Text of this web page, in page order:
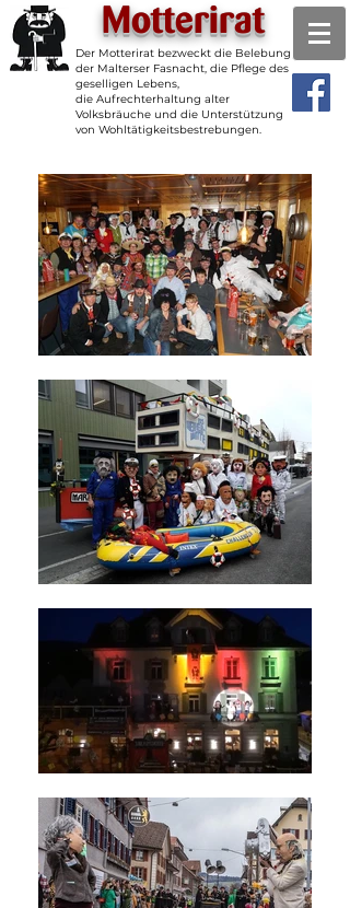
Motterirat
Der Motterirat bezweckt die Belebung
der Malterser Fasnacht, die Pflege des
geselligen Lebens,
die Aufrechterhaltung alter
Volksbräuche und die Unterstützung
von Wohltätigkeitsbestrebungen.